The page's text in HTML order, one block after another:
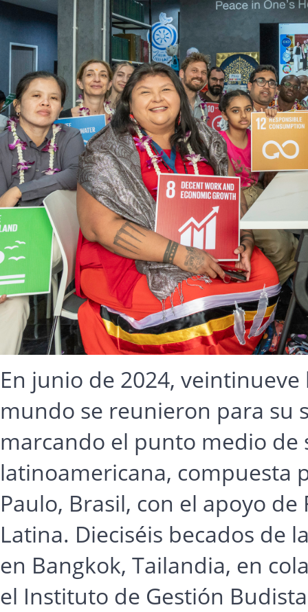
En junio de 2024,
mundo se reunieron para su
marcando el punto medio de
latinoamericana, compuesta
Paulo, Brasil, con el apoyo
Latina. Dieciséis becados de
en Bangkok, Tailandia, en
el Instituto de Gestión